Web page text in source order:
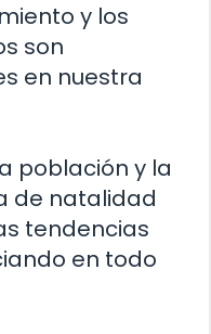
y los
son
en nuestra
población y la
de natalidad
tendencias
en todo